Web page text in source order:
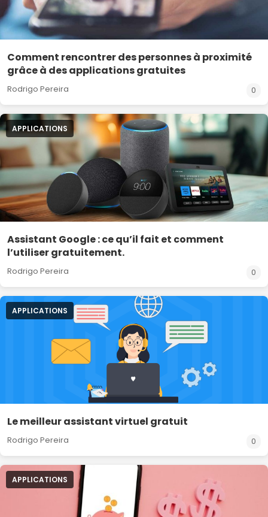
Comment rencontrer des personnes à proximité
grâce à des applications gratuites
Rodrigo Pereira 0
APPLICATIONS
Assistant Google : ce qu’il fait et comment
l’utiliser gratuitement.
Rodrigo Pereira 0
APPLICATIONS
Le meilleur assistant virtuel gratuit
Rodrigo Pereira 0
APPLICATIONS